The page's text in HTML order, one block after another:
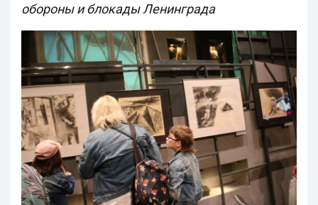
обороны и блокады Ленинграда